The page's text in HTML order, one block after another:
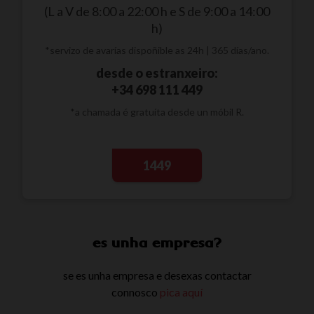
(L a V de 8:00 a 22:00 h e S de 9:00 a 14:00
h)
desde o estranxeiro:
+34 698 111 449
1449
es unha empresa?
se es unha empresa e desexas contactar
connosco pica aquí